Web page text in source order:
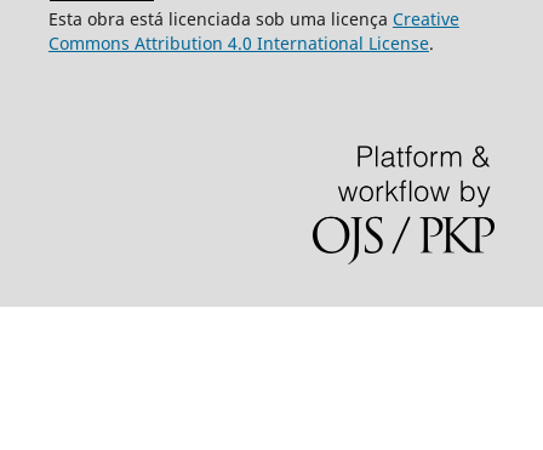
Esta obra está licenciada sob uma licença Creative
Commons Attribution 4.0 International License.